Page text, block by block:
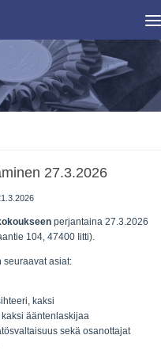
27.3.2026
perjantaina 27.3.2026
104, 47400 Iitti).
seuraavat asiat:
kaksi
ääntenlaskijaa
sekä osanottajat